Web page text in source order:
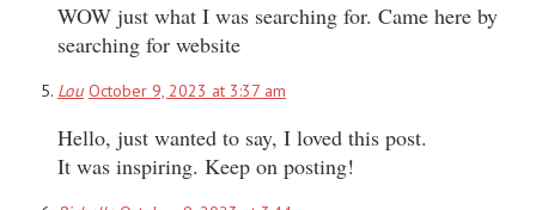
WOW just what I was searching for. Came here by
searching for website
Lou October 9, 2023 at 3:37 am
Hello, just wanted to say, I loved this post.
It was inspiring. Keep on posting!